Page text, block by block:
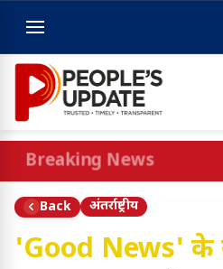
Breaking News
Back अंतर्राष्ट्रीय
'Good News' के